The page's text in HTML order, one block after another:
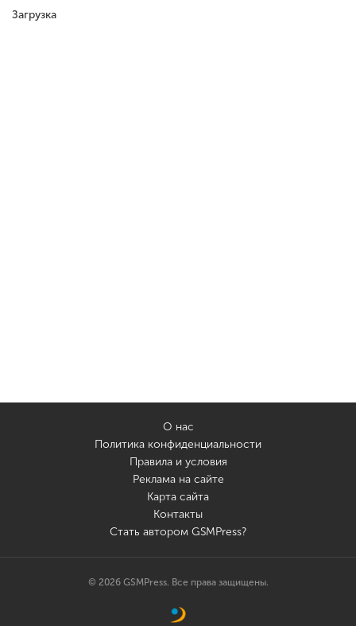
Загрузка
О нас
Политика конфиденциальности
Правила и условия
Реклама на сайте
Карта сайта
Контакты
Стать автором GSMPress?
© 2026 GSMPress. Все права защищены.